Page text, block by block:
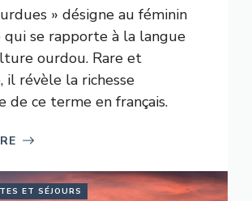
» désigne au féminin
se rapporte à la langue
ourdou. Rare et
il révèle la richesse
de ce terme en français.
ET SÉJOURS